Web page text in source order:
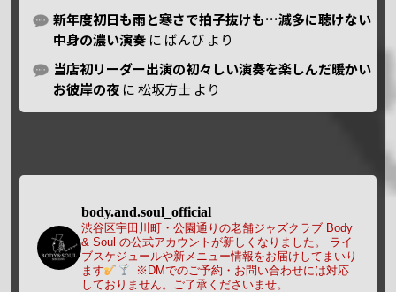
新年度初日も雨と寒さで拍子抜けも…滅多に聴けない
中身の濃い演奏 に ばんび より
当店初リーダー出演の初々しい演奏を楽しんだ暖かい
お彼岸の夜 に松坂方士 より
body.and.soul_official
渋谷区宇田川町・公園通りの老舗ジャズクラブ Body
& Soul の公式アカウントが新しくなりました。
ライ
ブスケジュールや新メニュー情報をお届けしてまいり
ます
※DMでのご予約・お問い合わせには対応
しておりません。ご了承くださいませ。